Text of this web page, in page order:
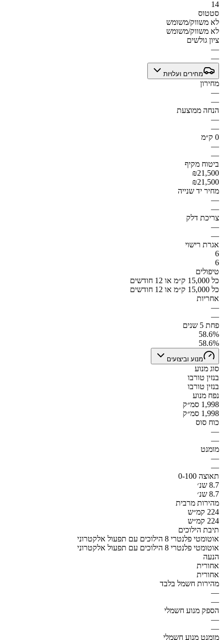
14
סטטוס
לא משווק/משומש
לא משווק/משומש
ציון גולשים
—
—
מחירים ועלויות
מחירון
—
—
הנחה ממוצעת
—
—
0 ק״מ
—
—
ביטוח מקיף
₪21,500
₪21,500
מחיר יד שנייה
—
—
צריכת דלק
—
—
אגרת רישוי
6
6
טיפולים
כל 15,000 ק״מ או 12 חודשים
כל 15,000 ק״מ או 12 חודשים
אחריות
—
—
פחת 5 שנים
58.6%
58.6%
מנוע וביצועים
סוג מנוע
בנזין טורבו
בנזין טורבו
נפח מנוע
1,998 סמ״ק
1,998 סמ״ק
כוח סוס
—
—
מומנט
—
—
תאוצה 0-100
8.7 שנ׳
8.7 שנ׳
מהירות מרבית
224 קמ״ש
224 קמ״ש
תיבת הילוכים
אוטומטי פלנטרי 8 הילוכים עם תפעול אלקטרוני
אוטומטי פלנטרי 8 הילוכים עם תפעול אלקטרוני
הנעה
אחורית
אחורית
מהירות חשמל בלבד
—
—
הספק מנוע חשמלי
—
—
מומנט מנוע חשמלי